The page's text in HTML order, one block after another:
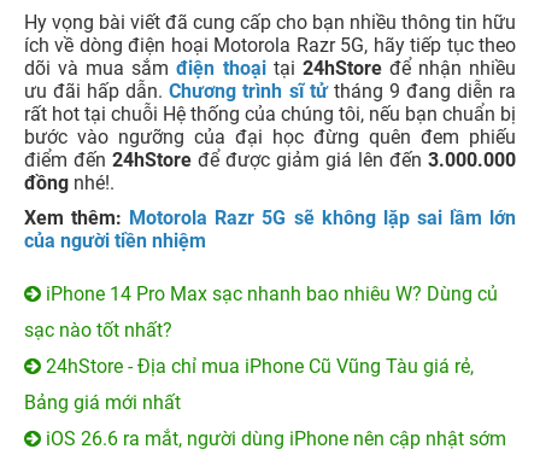
Hy vọng bài viết đã cung cấp cho bạn nhiều thông tin hữu
ích về dòng điện hoại Motorola Razr 5G, hãy tiếp tục theo
dõi và mua sắmđiện thoạitại 24hStore để nhận nhiều
ưu đãi hấp dẫn.Chương trình sĩ tửtháng 9 đang diễn ra
rất hot tại chuỗi Hệ thống của chúng tôi, nếu bạn chuẩn bị
bước vào ngưỡng của đại học đừng quên đem phiếu
điểm đến 24hStore để được giảm giá lên đến 3.000.000
đồng nhé!.
Xem thêm: Motorola Razr 5G sẽ không lặp sai lầm lớn
của người tiền nhiệm
iPhone 14 Pro Max sạc nhanh bao nhiêu W? Dùng củ
sạc nào tốt nhất?
24hStore - Địa chỉ mua iPhone Cũ Vũng Tàu giá rẻ,
Bảng giá mới nhất
iOS 26.6 ra mắt, người dùng iPhone nên cập nhật sớm